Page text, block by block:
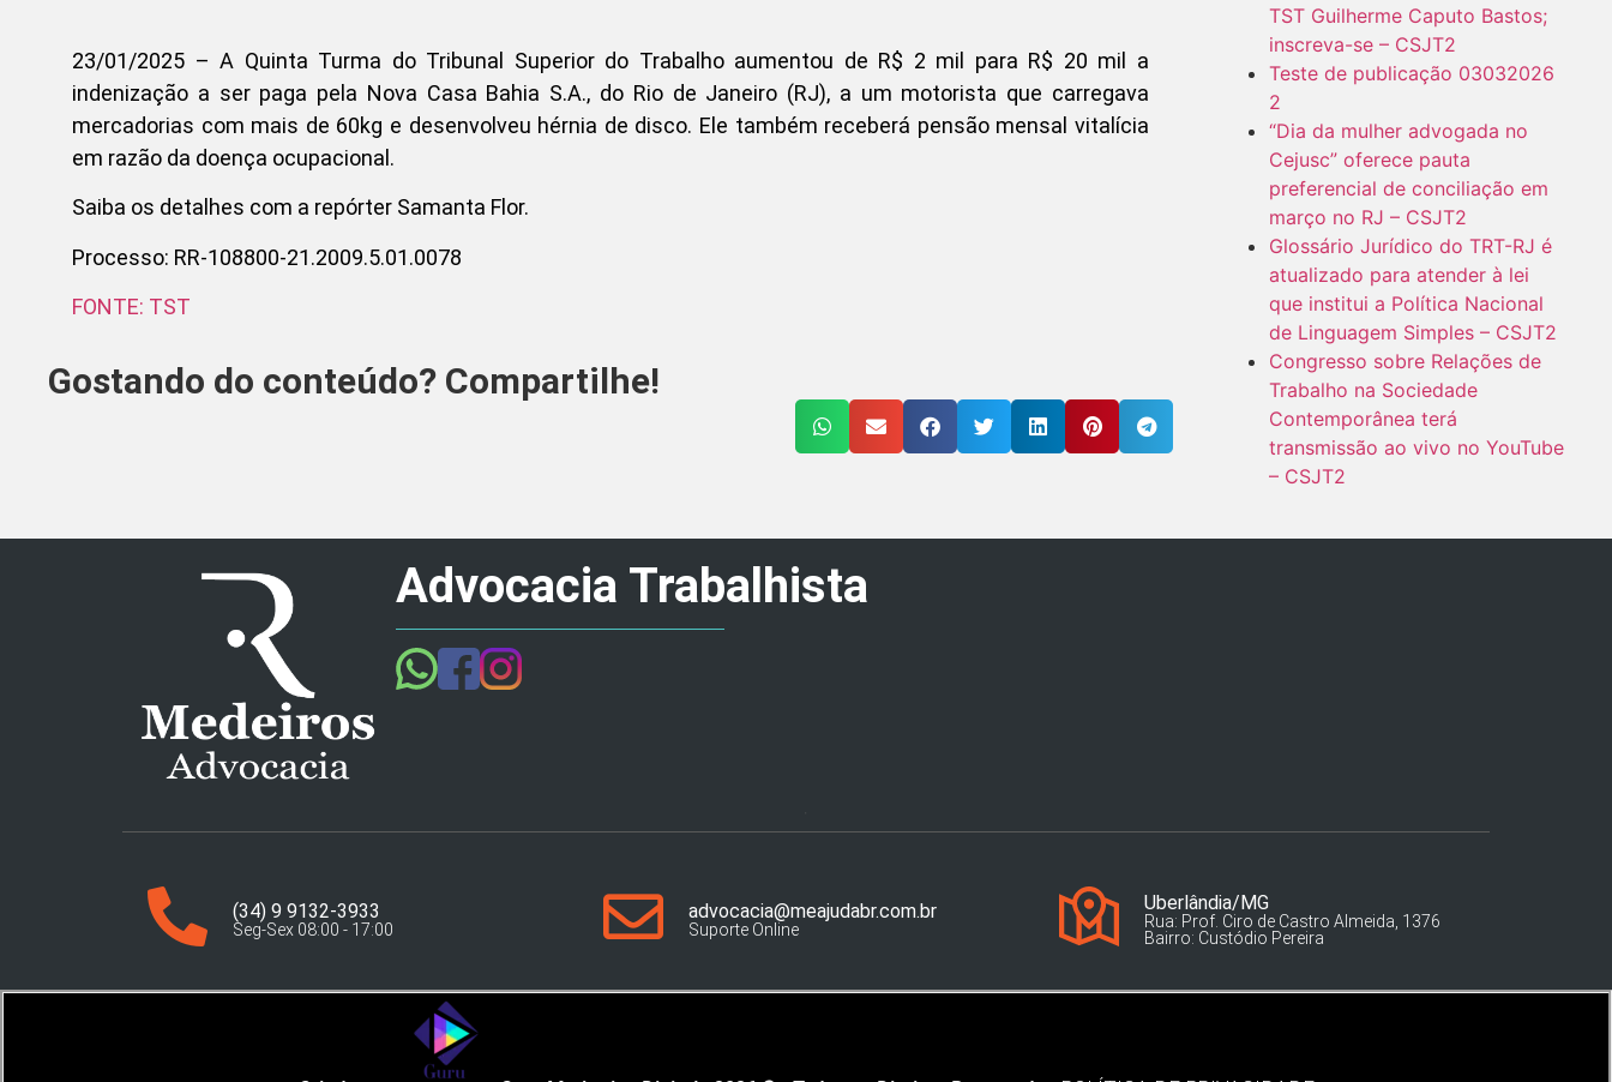
23/01/2025 – A Quinta Turma do Tribunal Superior do Trabalho aumentou de R$ 2 mil para R$ 20 mil a
indenização a ser paga pela Nova Casa Bahia S.A., do Rio de Janeiro (RJ), a um motorista que carregava
mercadorias com mais de 60kg e desenvolveu hérnia de disco. Ele também receberá pensão mensal vitalícia
em razão da doença ocupacional.
Saiba os detalhes com a repórter Samanta Flor.
Processo: RR-108800-21.2009.5.01.0078
FONTE: TST
Gostando do conteúdo? Compartilhe!
TST Guilherme Caputo Bastos;
inscreva-se – CSJT2
Teste de publicação 03032026
2
“Dia da mulher advogada no
Cejusc” oferece pauta
preferencial de conciliação em
março no RJ – CSJT2
Glossário Jurídico do TRT-RJ é
atualizado para atender à lei
que institui a Política Nacional
de Linguagem Simples – CSJT2
Congresso sobre Relações de
Trabalho na Sociedade
Contemporânea terá
transmissão ao vivo no YouTube
– CSJT2
Advocacia Trabalhista
(34) 9 9132-3933
Seg-Sex 08:00 - 17:00
advocacia@meajudabr.com.br
Suporte Online
Uberlândia/MG
Rua: Prof. Ciro de Castro Almeida, 1376
Bairro: Custódio Pereira